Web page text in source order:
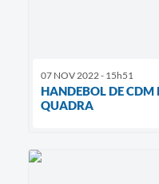
07 NOV 2022 - 15h51
HANDEBOL DE
QUADRA